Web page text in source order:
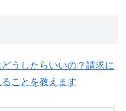
うしたらいいの？請求に
ことを教えます